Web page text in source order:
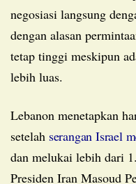
negosiasi langsung
dengan alasan
tetap tinggi meskipun
lebih luas.
Lebanon menetapkan hari berkabung pada hari Kamis
setelah serangan Israel
dan melukai lebih dari
Presiden Iran Masoud